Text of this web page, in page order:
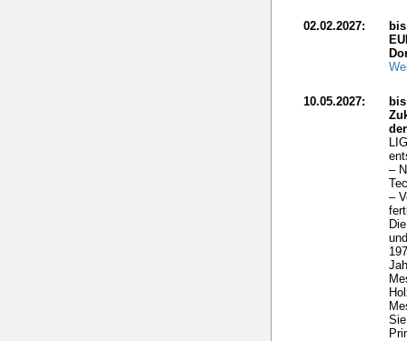
02.02.2027:
bis
10.05.2027:
bis
–
–